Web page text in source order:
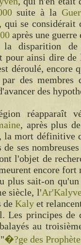
suite à la
qui se
après une
la disparition
pour ainsi dire
déroulé, encore
par des
des
réapparaît
, après plus
la mort définitive
de ses
l'objet de
encore fort
plus sait-on
siècle, l'
deKaly et
Les principes de
au
�?ge des